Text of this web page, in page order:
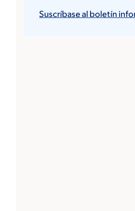
Suscríbase al boletín